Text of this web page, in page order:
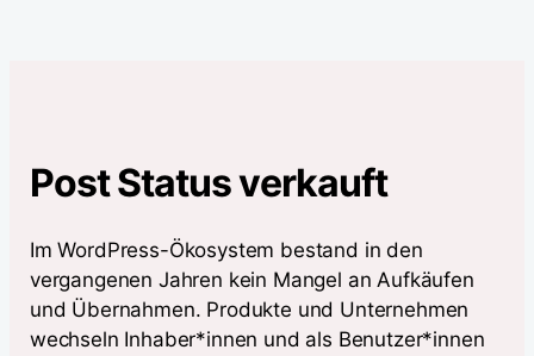
Post Status verkauft
Im WordPress-Ökosystem bestand in den
vergangenen Jahren kein Mangel an Aufkäufen
und Übernahmen. Produkte und Unternehmen
wechseln Inhaber*innen und als Benutzer*innen